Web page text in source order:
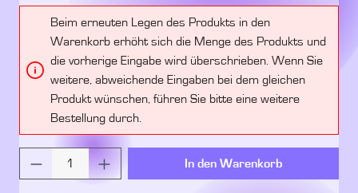
Beim erneuten Legen des Produkts in den
Warenkorb erhöht sich die Menge des Produkts und
die vorherige Eingabe wird überschrieben. Wenn Sie
weitere, abweichende Eingaben bei dem gleichen
Produkt wünschen, führen Sie bitte eine weitere
Bestellung durch.
Produkt Anzahl: Gib den gewünschten Wert
In den Warenkorb